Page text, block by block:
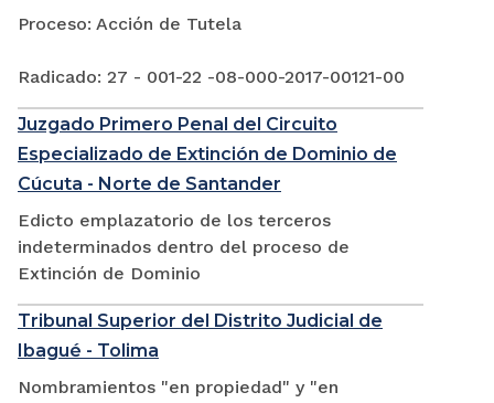
Proceso: Acción de Tutela
Radicado: 27 - 001-22 -08-000-2017-00121-00
Juzgado Primero Penal del Circuito
Especializado de Extinción de Dominio de
Cúcuta - Norte de Santander
Edicto emplazatorio de los terceros
indeterminados dentro del proceso de
Extinción de Dominio
Tribunal Superior del Distrito Judicial de
Ibagué - Tolima
Nombramientos "en propiedad" y "en